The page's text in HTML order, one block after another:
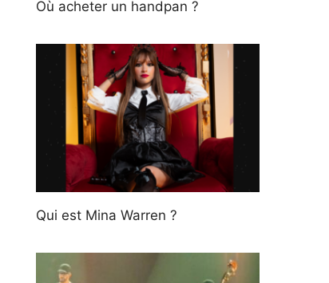
Où acheter un handpan ?
Qui est Mina Warren ?